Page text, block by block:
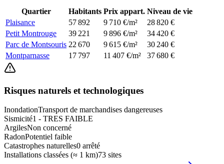
Quartier Habitants Prix appart. Niveau de vie
Plaisance
57 892 9 710 €/m²
28 820 €
Petit Montrouge
39 221 9 896 €/m²
34 420 €
Parc de Montsouris 22 670 9 615 €/m²
30 240 €
Montparnasse
17 797 11 407 €/m² 37 680 €
Risques naturels et technologiques
InondationTransport de marchandises dangereuses
Sismicité1 - TRES FAIBLE
ArgilesNon concerné
RadonPotentiel faible
Catastrophes naturelles0 arrêté
Installations classées (≈ 1 km)73 sites